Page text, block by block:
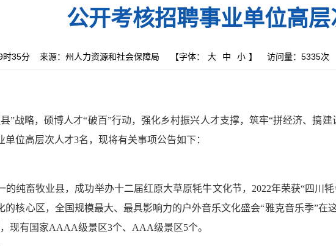
公开考核招聘事业单位高
时35分 来源：州人力资源和社会保障局 【字体： 大 中 小 】 访问量： 5335次
”战略，硕博人才“破百”行动，强化乡村振兴人才支撑，筑牢“拼经济、搞建
单位高层次人才3名，现将有关事项公告如下：
的纯畜牧业县，成功举办十二届红原大草原牦牛文化节， 2022年荣获“四川
的核心区，全国规模最大、最具影响力的户外音乐文化盛会“雅克音乐季”在
现有国家AAAA级景区3个、 AAA级景区5个。